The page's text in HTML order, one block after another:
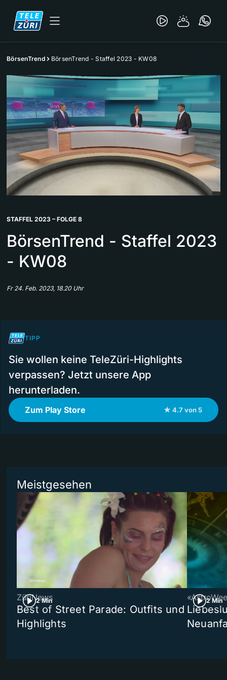
BörsenTrend BörsenTrend - Staffel 2023 - KW08
STAFFEL 2023 – FOLGE 8
BörsenTrend - Staffel 2023
- KW08
Fr 24. Feb. 2023, 18.20 Uhr
TIPP
Sie wollen keine TeleZüri-Highlights
verpassen? Jetzt unsere App
herunterladen.
Zum Play Store ★ 4.7 von 5
Meistgesehen
2 Min
ZüriNews
Best of Street Parade: Outfits und
Highlights
2 Min